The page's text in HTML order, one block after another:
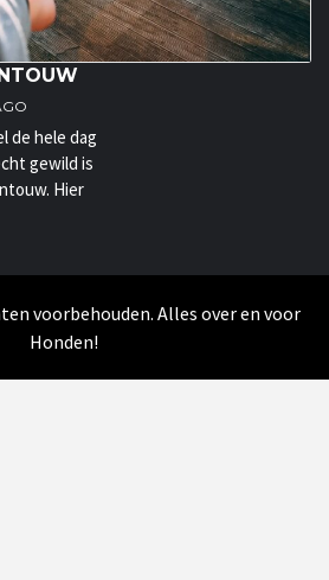
de hele dag
gewild is
Hier
voorbehouden. Alles over en voor
Honden!